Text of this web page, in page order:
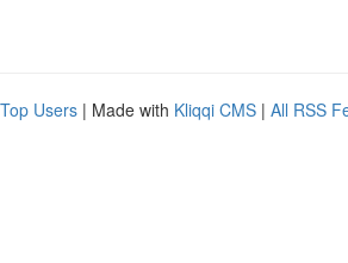
Top Users | Made with Kliqqi CMS | All RSS